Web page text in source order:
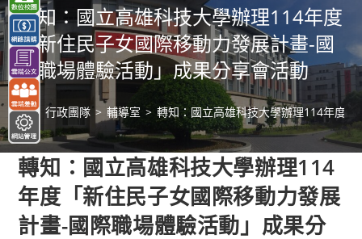
容 轉知：國立高雄科技大學辦理114年度
「新住民子女國際移動力發展計畫-國
際職場體驗活動」成果分享會活動
> 行政團隊 > 輔導室 > 轉知：國立高雄科技大學辦理114年度
轉知：國立高雄科技大學辦理114
年度「新住民子女國際移動力發展
計畫-國際職場體驗活動」成果分